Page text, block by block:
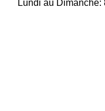
Lundi au Dimanche: